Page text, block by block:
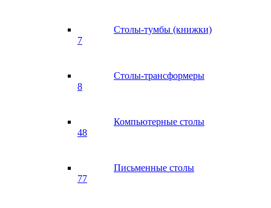
Столы-тумбы (книжки)
7
Столы-трансформеры
8
Компьютерные столы
48
Письменные столы
77